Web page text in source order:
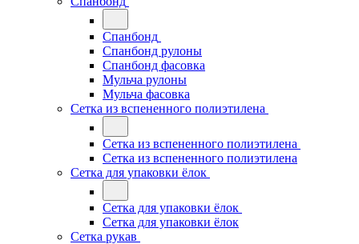
Спанбонд
Спанбонд рулоны
Спанбонд фасовка
Мульча рулоны
Мульча фасовка
Сетка из вспененного полиэтилена
Сетка из вспененного полиэтилена
Сетка из вспененного полиэтилена
Сетка для упаковки ёлок
Сетка для упаковки ёлок
Сетка для упаковки ёлок
Сетка рукав